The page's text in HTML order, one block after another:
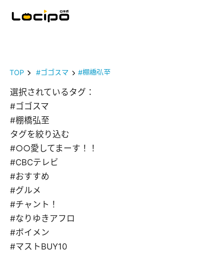
TOP #ゴゴスマ #棚橋弘至
選択されているタグ：
#ゴゴスマ
#棚橋弘至
タグを絞り込む
#○○愛してまーす！！
#CBCテレビ
#おすすめ
#グルメ
#チャント！
#なりゆきアフロ
#ボイメン
#マストBUY10